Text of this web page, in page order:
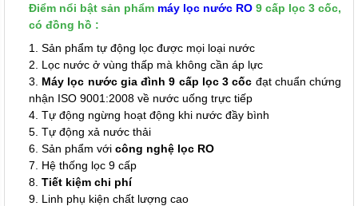
Điểm nổi bật sản phẩm máy lọc nước RO 9 cấp lọc 3 cốc,
có đồng hồ :
1. Sản phẩm tự động lọc được mọi loại nước
2. Lọc nước ở vùng thấp mà không cần áp lực
3. Máy lọc nước gia đình 9 cấp lọc 3 cốc đạt chuẩn chứng
nhận ISO 9001:2008 về nước uống trực tiếp
4. Tự động ngừng hoạt động khi nước đầy bình
5. Tự động xả nước thải
6. Sản phẩm với công nghệ lọc RO
7. Hệ thống lọc 9 cấp
8. Tiết kiệm chi phí
9. Linh phụ kiện chất lượng cao